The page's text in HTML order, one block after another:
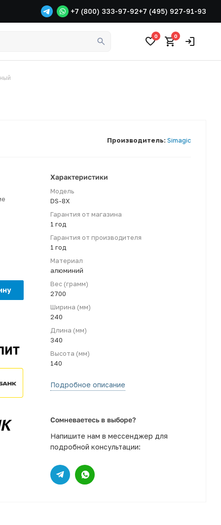
+7 (800) 333-97-92+7 (495) 927-91-93
0 0
Производитель: Simagic
Характеристики
Модель
DS-8X
Гарантия от магазина
1 год
Гарантия от производителя
1 год
Материал
алюминий
Вес (грамм)
2700
Ширина (мм)
240
Длина (мм)
340
Высота (мм)
140
Подробное описание
Сомневаетесь в выборе?
Напишите нам в мессенджер для
подробной консультации: